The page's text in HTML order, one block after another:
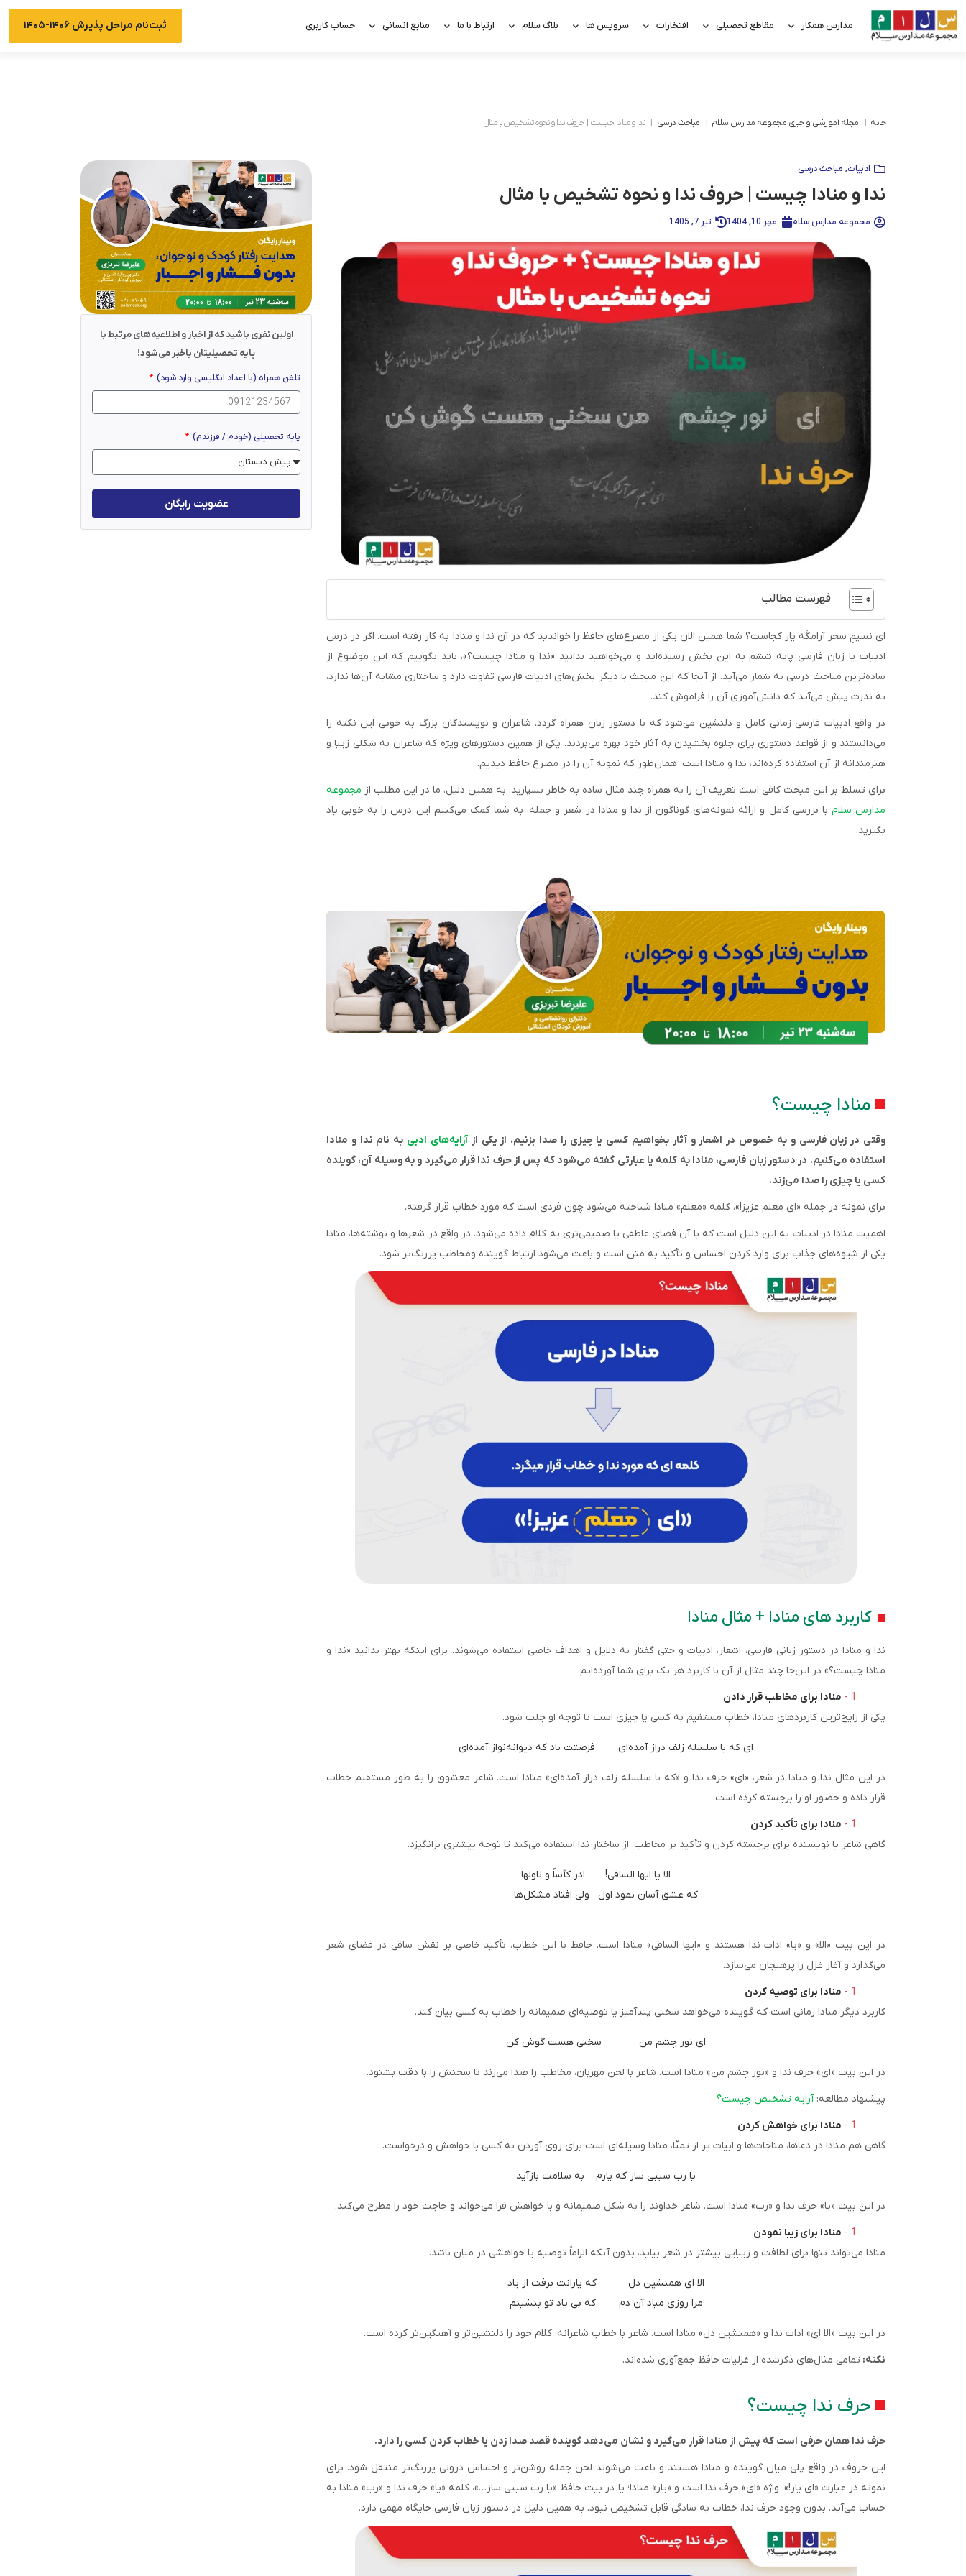
مدارس همکار مقاطع تحصیلی افتخارات سرویس ها بلاگ سلام ارتباط با ما منابع انسانی حساب کاربری ثبت‌نام مراحل پذیرش ۱۴۰۶-۱۴۰۵
خانه مجله آموزشی و خبری مجموعه مدارس سلام مباحث درسی ندا و منادا چیست | حروف ندا و نحوه تشخیص با مثال
ادبیات, مباحث درسی
ندا و منادا چیست | حروف ندا و نحوه تشخیص با مثال
مجموعه مدارس سلام مهر 10, 1404 تیر 7, 1405
فهرست مطالب
ای نسیمِ سحر آرامگَهِ یار کجاست؟ شما همین‌ الان یکی از مصرع‌های حافظ را خواندید که در آن ندا و منادا به کار رفته است. اگر در درس
ادبیات یا زبان فارسی پایه ششم به این بخش رسیده‌اید و می‌خواهید بدانید «ندا و منادا چیست؟»، باید بگوییم که این موضوع از
ساده‌ترین مباحث درسی به شمار می‌آید. از آنجا که این مبحث با دیگر بخش‌های ادبیات فارسی تفاوت دارد و ساختاری مشابه آن‌ها ندارد،
به ندرت پیش می‌آید که دانش‌آموزی آن را فراموش کند.
در واقع ادبیات فارسی زمانی کامل و دلنشین می‌شود که با دستور زبان همراه گردد. شاعران و نویسندگان بزرگ به خوبی این نکته را
می‌دانستند و از قواعد دستوری برای جلوه‌ بخشیدن به آثار خود بهره می‌بردند. یکی از همین دستورهای ویژه که شاعران به شکلی زیبا و
هنرمندانه از آن استفاده کرده‌اند، ندا و منادا است؛ همان‌طور که نمونه آن را در مصرع حافظ دیدیم.
برای تسلط بر این مبحث کافی است تعریف آن را به همراه چند مثال ساده به خاطر بسپارید. به همین دلیل، ما در این مطلب از مجموعه
مدارس سلام با بررسی کامل و ارائه نمونه‌های گوناگون از ندا و منادا در شعر و جمله، به شما کمک می‌کنیم این درس را به خوبی یاد
بگیرید.
منادا چیست؟
وقتی در زبان فارسی و به خصوص در اشعار و آثار بخواهیم کسی یا چیزی را صدا بزنیم، از یکی ازآرایه‌های ادبی به نام ندا و منادا
استفاده می‌کنیم. در دستور زبان فارسی، منادا به کلمه یا عبارتی گفته می‌شود که پس از حرف ندا قرار می‌گیرد و به وسیله آن، گوینده
کسی یا چیزی را صدا می‌زند.
برای نمونه در جمله «ای معلم عزیز!»، کلمه «معلم» منادا شناخته می‌شود چون فردی است که مورد خطاب قرار گرفته.
اهمیت منادا در ادبیات به این دلیل است که با آن فضای عاطفی یا صمیمی‌تری به کلام داده می‌شود. در واقع در شعرها و نوشته‌ها، منادا
یکی از شیوه‌های جذاب برای وارد کردن احساس و تأکید به متن است و باعث می‌شود ارتباط گوینده ومخاطب پررنگ‌تر شود.
کاربرد های منادا + مثال منادا
ندا و منادا در دستور زبانی فارسی، اشعار، ادبیات و حتی گفتار به دلایل و اهداف خاصی استفاده می‌شوند. برای اینکه بهتر بدانید «ندا و
منادا چیست؟» در این‌جا چند مثال از آن با کاربرد هر یک برای شما آورده‌ایم.
منادا برای مخاطب قرار دادن
یکی از رایج‌ترین کاربردهای منادا، خطاب مستقیم به کسی یا چیزی است تا توجه او جلب شود.
ای که با سلسله زلف دراز آمده‌ای        فرصتت باد که دیوانه‌نواز آمده‌ای
در این مثال ندا و منادا در شعر، «ای» حرف ندا و «که با سلسله زلف دراز آمده‌ای» منادا است. شاعر معشوق را به طور مستقیم خطاب
قرار داده و حضور او را برجسته کرده است.
منادا برای تأکید کردن
گاهی شاعر یا نویسنده برای برجسته کردن و تأکید بر مخاطب، از ساختار ندا استفاده می‌کند تا توجه بیشتری برانگیزد.
که عشق آسان نمود اول   ولی افتاد مشکل‌ها
در این بیت «الا» و «یا» ادات ندا هستند و «ایها الساقی» منادا است. حافظ با این خطاب، تأکید خاصی بر نقش ساقی در فضای شعر
می‌گذارد و آغاز غزل را پرهیجان می‌سازد.
منادا برای توصیه کردن
کاربرد دیگر منادا زمانی است که گوینده می‌خواهد سخنی پندآمیز یا توصیه‌ای صمیمانه را خطاب به کسی بیان کند.
ای نور چشم من             سخنی هست گوش کن
در این بیت «ای» حرف ندا و «نور چشم من» منادا است. شاعر با لحن مهربان، مخاطب را صدا می‌زند تا سخنش را با دقت بشنود.
پیشنهاد مطالعه:آرایه تشخیص چیست؟
منادا برای خواهش کردن
گاهی هم منادا در دعاها، مناجات‌ها و ابیات پر از تمنّا، منادا وسیله‌ای است برای روی آوردن به کسی با خواهش و درخواست.
یا رب سببی ساز که یارم    به سلامت بازآید
در این بیت «یا» حرف ندا و «رب» منادا است. شاعر خداوند را به شکل صمیمانه و با خواهش فرا می‌خواند و حاجت خود را مطرح می‌کند.
منادا برای زیبا نمودن
منادا می‌تواند تنها برای لطافت و زیبایی بیشتر در شعر بیاید، بدون آنکه الزاماً توصیه یا خواهشی در میان باشد.
الا ای همنشین دل           که یارانت برفت از یاد
مرا روزی مباد آن دم        که بی یاد تو بنشینم
در این بیت «الا ای» ادات ندا و «همنشین دل» منادا است. شاعر با خطاب شاعرانه، کلام خود را دلنشین‌تر و آهنگین‌تر کرده است.
نکته: تمامی مثال‌های ذکرشده از غزلیات حافظ جمع‌آوری شده‌اند.
حرف ندا چیست؟
حرف ندا همان حرفی است که پیش از منادا قرار می‌گیرد و نشان می‌دهد گوینده قصد صدا زدن یا خطاب کردن کسی را دارد.
این حروف در واقع پلی میان گوینده و منادا هستند و باعث می‌شوند لحن جمله روشن‌تر و احساس درونی پررنگ‌تر منتقل شود. برای
نمونه در عبارت «ای یار!»، واژه «ای» حرف ندا است و «یار» منادا؛ یا در بیت حافظ «یا رب سببی ساز…»، کلمه «یا» حرف ندا و «رب» منادا به
حساب می‌آید. بدون وجود حرف ندا، خطاب به سادگی قابل تشخیص نبود. به همین دلیل در دستور زبان فارسی جایگاه مهمی دارد.
اولین نفری باشید که از اخبار و اطلاعیه‌های مرتبط با
پایه تحصیلیتان باخبر می‌شود!
تلفن همراه (با اعداد انگلیسی وارد شود)
پایه تحصیلی (خودم / فرزندم)
عضویت رایگان